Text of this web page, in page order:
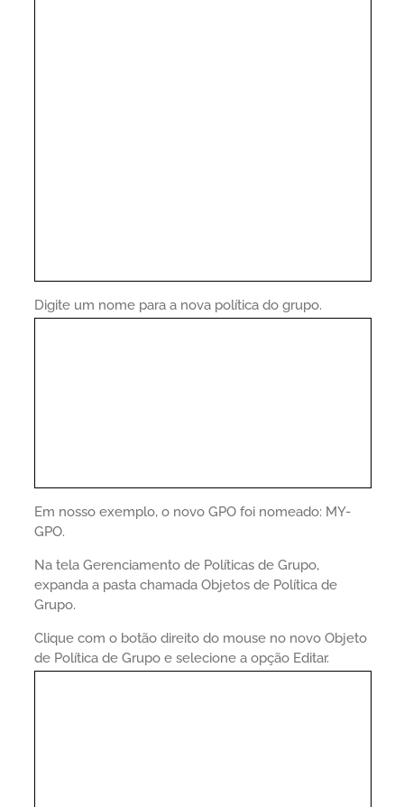
Digite um nome para a nova política do grupo.
Em nosso exemplo, o novo GPO foi nomeado: MY-
GPO.
Na tela Gerenciamento de Políticas de Grupo,
expanda a pasta chamada Objetos de Política de
Grupo.
Clique com o botão direito do mouse no novo Objeto
de Política de Grupo e selecione a opção Editar.